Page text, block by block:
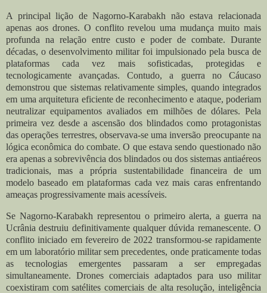
A principal lição de Nagorno-Karabakh não estava relacionada
apenas aos drones. O conflito revelou uma mudança muito mais
profunda na relação entre custo e poder de combate. Durante
décadas, o desenvolvimento militar foi impulsionado pela busca de
plataformas cada vez mais sofisticadas, protegidas e
tecnologicamente avançadas. Contudo, a guerra no Cáucaso
demonstrou que sistemas relativamente simples, quando integrados
em uma arquitetura eficiente de reconhecimento e ataque, poderiam
neutralizar equipamentos avaliados em milhões de dólares. Pela
primeira vez desde a ascensão dos blindados como protagonistas
das operações terrestres, observava-se uma inversão preocupante na
lógica econômica do combate. O que estava sendo questionado não
era apenas a sobrevivência dos blindados ou dos sistemas antiaéreos
tradicionais, mas a própria sustentabilidade financeira de um
modelo baseado em plataformas cada vez mais caras enfrentando
ameaças progressivamente mais acessíveis.
Se Nagorno-Karabakh representou o primeiro alerta, a guerra na
Ucrânia destruiu definitivamente qualquer dúvida remanescente. O
conflito iniciado em fevereiro de 2022 transformou-se rapidamente
em um laboratório militar sem precedentes, onde praticamente todas
as tecnologias emergentes passaram a ser empregadas
simultaneamente. Drones comerciais adaptados para uso militar
coexistiram com satélites comerciais de alta resolução, inteligência